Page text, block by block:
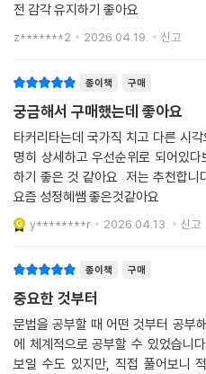
전 감각 유지하기 좋아요
z*******2 2026.04.19. 신고
종이책 구매
궁금해서 구매했는데 좋아요
타커리타는데 국가직 치고 다른 시
명히 상세하고 우선순위로 되어있
하기 좋은 것 같아요 저는 추천합니
요즘 성정혜쌤 좋은것같아요
y********r 2026.04.13. 신고
종이책 구매
중요한 것부터
문법을 공부할 때 어떤 것부터 공부
에 체계적으로 공부할 수 있었습니
보일 수도 있지만, 직접 풀어보니